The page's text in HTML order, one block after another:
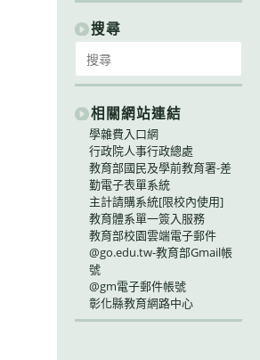
類
別 搜尋
for:
相關網站連結
學雜費入口網
行政院人事行政總處
教育部國民及學前教育署-差
勤電子表單系統
主計請購系統[限校內使用]
教育體系單一簽入服務
教育部校園雲端電子郵件
@go.edu.tw-教育部Gmail帳
號
@gm電子郵件帳號
彰化縣教育網路中心